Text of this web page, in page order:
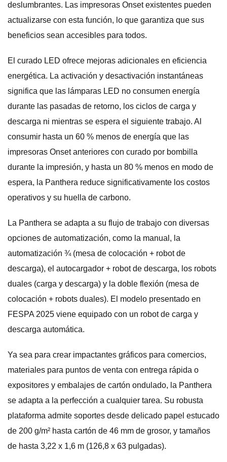
deslumbrantes. Las impresoras Onset existentes pueden
actualizarse con esta función, lo que garantiza que sus
beneficios sean accesibles para todos.
El curado LED ofrece mejoras adicionales en eficiencia
energética. La activación y desactivación instantáneas
significa que las lámparas LED no consumen energía
durante las pasadas de retorno, los ciclos de carga y
descarga ni mientras se espera el siguiente trabajo. Al
consumir hasta un 60 % menos de energía que las
impresoras Onset anteriores con curado por bombilla
durante la impresión, y hasta un 80 % menos en modo de
espera, la Panthera reduce significativamente los costos
operativos y su huella de carbono.
La Panthera se adapta a su flujo de trabajo con diversas
opciones de automatización, como la manual, la
automatización ¾ (mesa de colocación + robot de
descarga), el autocargador + robot de descarga, los robots
duales (carga y descarga) y la doble flexión (mesa de
colocación + robots duales). El modelo presentado en
FESPA 2025 viene equipado con un robot de carga y
descarga automática.
Ya sea para crear impactantes gráficos para comercios,
materiales para puntos de venta con entrega rápida o
expositores y embalajes de cartón ondulado, la Panthera
se adapta a la perfección a cualquier tarea. Su robusta
plataforma admite soportes desde delicado papel estucado
de 200 g/m² hasta cartón de 46 mm de grosor, y tamaños
de hasta 3,22 x 1,6 m (126,8 x 63 pulgadas).